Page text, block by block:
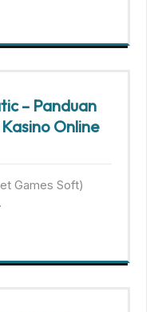
– Panduan
Online
Games Soft)